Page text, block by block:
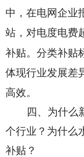
中，在电网企业
站，对电度电费
补贴。分类补贴
体现行业发展差
高效。
四、 为什么
个行业？ 为什么
补贴？